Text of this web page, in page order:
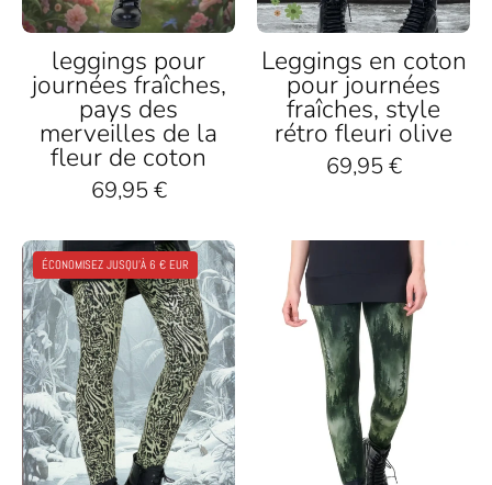
Boots
leggings pour
journées fraîches,
pays des
merveilles de la
fleur de coton
69,95 €
schwarzen
Boots
Leggings en coton
pour journées
fraîches, style
rétro fleuri olive
69,95 €
Winter
Leggings
mit
Leo-
Muster,
nachhaltige
Baumwolle,
kombiniert
mit
ÉCONOMISEZ JUSQU'À 6 € EUR
Damen
Leggings
mit
grünem
Nebelwald
Motiv,
nachhaltig,
kombiniert
mit